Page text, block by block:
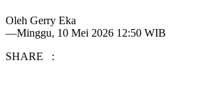
Oleh Gerry Eka
—Minggu, 10 Mei 2026 12:50 WIB
SHARE :